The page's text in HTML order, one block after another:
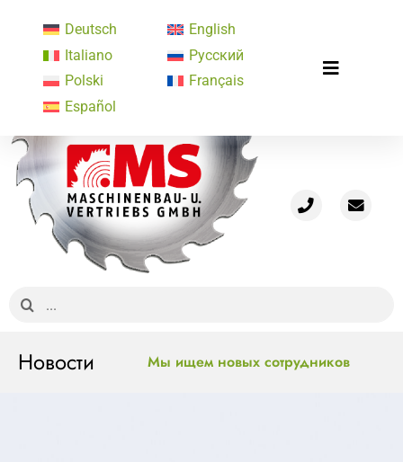
content
Toggle
Старт
Профиль
Производственная программа
Концептуальные решения
Подержанные машины
Медиатека
Deutsch
English
Italiano
Русский
Polski
Français
Español
Search
Новости Мы ищем новых сотрудников